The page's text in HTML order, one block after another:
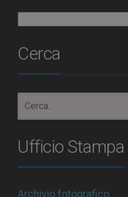
Cerca
Ufficio Stampa
Archivio fotografico